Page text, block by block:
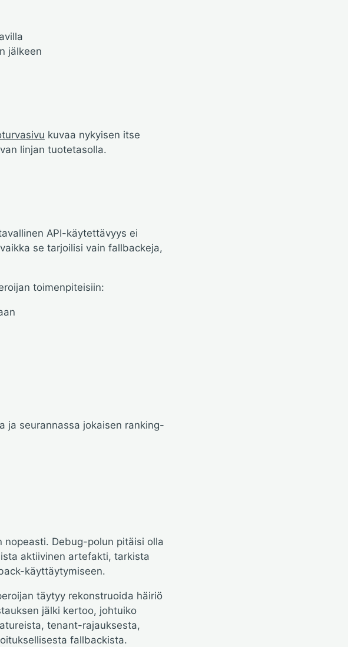
jälkeen
kuvaa nykyisen itse
linjan tuotetasolla.
API-käytettävyys ei
se tarjoilisi vain fallbackeja,
toimenpiteisiin:
ja seurannassa jokaisen ranking-
Debug-polun pitäisi olla
aktiivinen artefakti, tarkista
käyttäytymiseen.
täytyy rekonstruoida häiriö
jälki kertoo, johtuiko
tenant-rajauksesta,
fallbackista.